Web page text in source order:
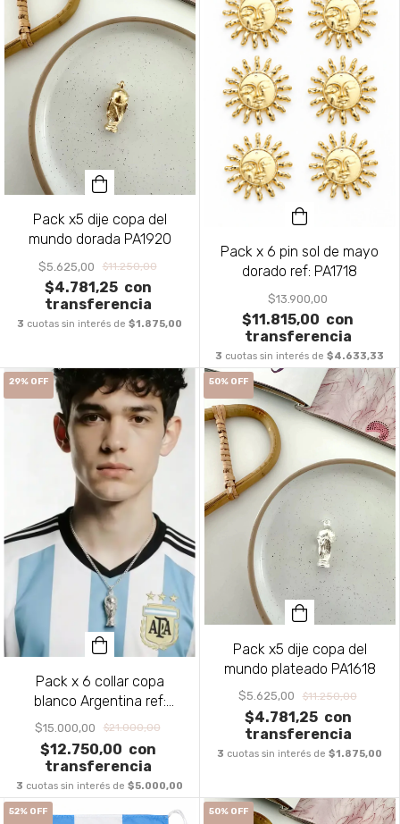
Pack x5 dije copa del
mundo dorada PA1920
$5.625,00 $11.250,00
$4.781,25 con
transferencia
3 cuotas sin interés de $1.875,00
Pack x 6 pin sol de mayo
dorado ref: PA1718
$13.900,00
$11.815,00 con
transferencia
3 cuotas sin interés de $4.633,33
29% OFF
Pack x 6 collar copa
blanco Argentina ref:
PA1717
$15.000,00 $21.000,00
$12.750,00 con
transferencia
3 cuotas sin interés de $5.000,00
50% OFF
Pack x5 dije copa del
mundo plateado PA1618
$5.625,00 $11.250,00
$4.781,25 con
transferencia
3 cuotas sin interés de $1.875,00
52% OFF 50% OFF